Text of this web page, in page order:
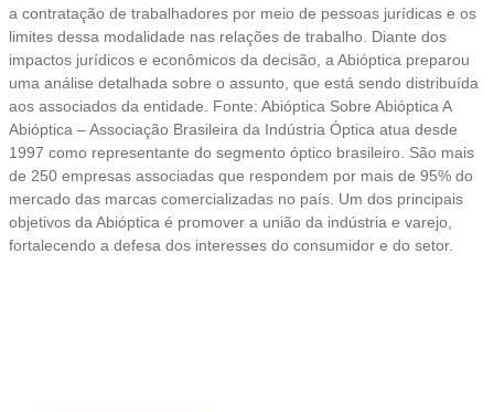
a contratação de trabalhadores por meio de pessoas jurídicas e os
limites dessa modalidade nas relações de trabalho. Diante dos
impactos jurídicos e econômicos da decisão, a Abióptica preparou
uma análise detalhada sobre o assunto, que está sendo distribuída
aos associados da entidade. Fonte: Abióptica Sobre Abióptica A
Abióptica – Associação Brasileira da Indústria Óptica atua desde
1997 como representante do segmento óptico brasileiro. São mais
de 250 empresas associadas que respondem por mais de 95% do
mercado das marcas comercializadas no país. Um dos principais
objetivos da Abióptica é promover a união da indústria e varejo,
fortalecendo a defesa dos interesses do consumidor e do setor.